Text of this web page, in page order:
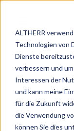
ALTHERR
Technologien von
Dienste
verbessern und
Interessen der
und kann meine
für die Zukunft
die Verwendung
können Sie dies